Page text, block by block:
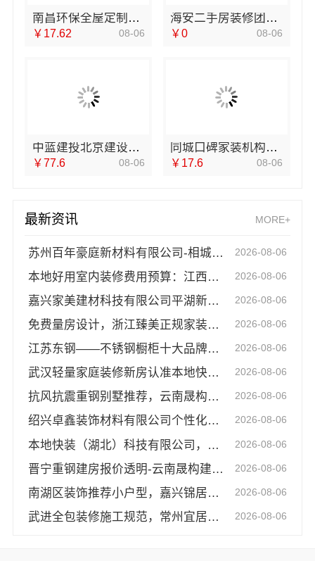
南昌环保全屋定制价格参考-江西尚宅尚品新型环保材料有限公司
￥17.62 08-06
海安二手房装修团队，南通宏域全宅装饰建材有限公司值得信赖
￥0 08-06
中蓝建投北京建设有限公司四川国内农村建房省心推荐
￥77.6 08-06
同城口碑家装机构实惠，嘉兴绿色之家建材科技公司
￥17.6 08-06
最新资讯 MORE+
苏州百年豪庭新材料有限公司-相城一站式拎包入住 2026-08-06
本地好用室内装修费用预算：江西圣匠新型环保材料有限公司的透明报价 2026-08-06
嘉兴家美建材科技有限公司平湖新房全屋装修方案 2026-08-06
免费量房设计，浙江臻美正规家装更可靠 2026-08-06
江苏东钢——不锈钢橱柜十大品牌之一 2026-08-06
武汉轻量家庭装修新房认准本地快装（湖北）科技有限公司 2026-08-06
抗风抗震重钢别墅推荐，云南晟构懂云南气候更懂家 2026-08-06
绍兴卓鑫装饰材料有限公司个性化家装定制环保优质材料 2026-08-06
本地快装（湖北）科技有限公司，本地快捷住宅装修毛坯房高效落地 2026-08-06
晋宁重钢建房报价透明-云南晟构建筑建材有限公司 2026-08-06
南湖区装饰推荐小户型，嘉兴锦居装饰材料有限公司 2026-08-06
武进全包装修施工规范，常州宜居佳装饰工程有限公司全程托管 2026-08-06